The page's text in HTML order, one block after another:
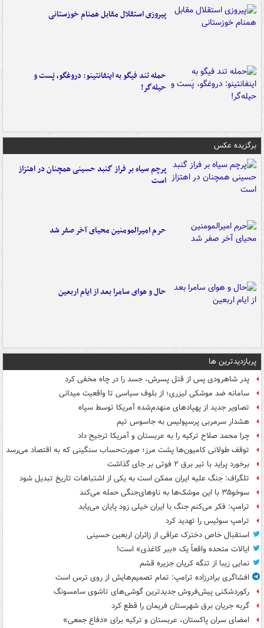
پیروزی استقلال مقابل همنام خوزستانی
حمله تند فیگو به اینفانتینو: دروغگو، پَست‌ و
حیله‌گر!
برگزیده عکس
پرچم سیاه بر فراز گنبد حسینی همچنان در اهتزاز
است
حرم امیرالمومنین محیای آخر صفر شد
حال و هوای سامرا بعد از ایام اربعین
پربازدیدترین ها
پدر شاهرودی پس از قتل پسرش، جسد را در چاه مخفی کرد
سامانه ضد موشکی لیزری؛ از بلوف سیاسی تا واقعیت میدانی
تصاویر جدید از پهپادهای منهدم‌شده آمریکا توسط سپاه
هشدار سرمربی پرسپولیس به جاسوس تیم
چرا محمد صلاح ترکیه را به عربستان و آمریکا ترجیح داد
توقف طولانی کامیون‌ها پشت مرز؛ صورت‌حساب سنگینی که به اقتصاد می‌رسد
برخورد پراید با تیر برق ۲ فوتی بر جای گذاشت
تلگراف: جنگ علیه ایران ممکن است به یکی از اشتباهات تاریخ تبدیل شود
سوخو۳۵ با این موشک‌ها به ناوهای‌جنگی حمله می‌کند
ترامپ: فکر می‌کنم جنگ با ایران خیلی زود پایان می‌یابد
ترامپ سوئیس را تهدید کرد
استقبال خاص دخترک عراقی از زائران اربعین حسینی
ایالات متحده واقعاً یک «ببر کاغذی» است!
نمایی زیبا از تنگه کریان جزیره قشم
افشاگری برادرزاده ترامپ: تمام تصمیم‌هایش از روی ترس است
رکوردشکنی پیش‌فروش جدیدترین گوشی‌های تاشوی سامسونگ
گربه جریان برق شهرستان فریمان را قطع کرد
امضای سران پاکستان، عربستان و ترکیه برای «دفاع جمعی»